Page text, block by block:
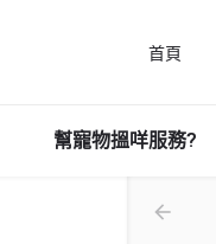
首頁
幫寵物搵咩服務?